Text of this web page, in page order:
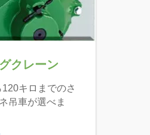
クレーン
キロまでのさ
吊車が選べま